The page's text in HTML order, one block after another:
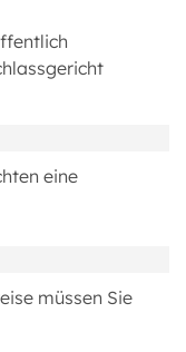
eine
müssen Sie